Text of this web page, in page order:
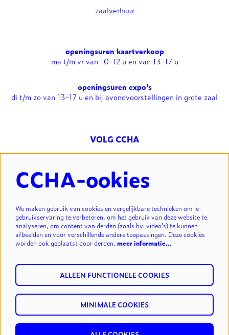
zaalverhuur
openingsuren kaartverkoop
ma t/m vr van 10-12 u en van 13-17 u
openingsuren expo's
di t/m zo van 13-17 u en bij avondvoorstellingen in grote zaal
VOLG CCHA
INSCHRIJVEN
© cultuurcentrum Hasselt vzw.privacy & disclaimer
reset
CCHA-ookies
We maken gebruik van cookies en vergelijkbare technieken om je
gebruikservaring te verbeteren, om het gebruik van deze website te
analyseren, om content van derden (zoals bv. video’s) te kunnen
afbeelden en voor verschillende andere toepassingen. Deze cookies
worden ook geplaatst door derden. meer informatie…
ALLEEN FUNCTIONELE COOKIES
MINIMALE COOKIES